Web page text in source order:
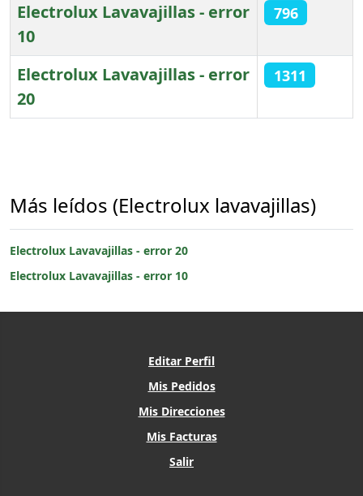
Electrolux Lavavajillas - error
10
796
Electrolux Lavavajillas - error
20
1311
Más leídos (Electrolux lavavajillas)
Electrolux Lavavajillas - error 20
Electrolux Lavavajillas - error 10
Editar Perfil
Mis Pedidos
Mis Direcciones
Mis Facturas
Salir